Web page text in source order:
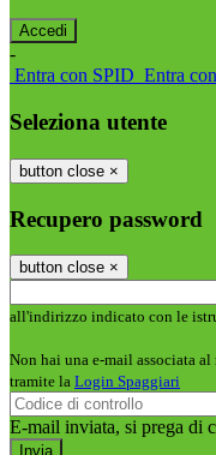
-
Entra con SPID Entra
Seleziona utente
button close ×
Recupero password
button close ×
all'indirizzo indicato con le
Non hai una e-mail associata
tramite la Login Spaggiari
E-mail inviata, si prega di